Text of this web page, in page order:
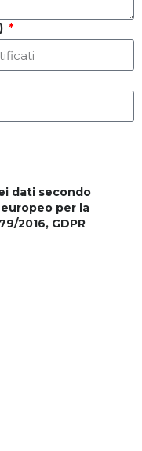
dati secondo
per la
2016, GDPR